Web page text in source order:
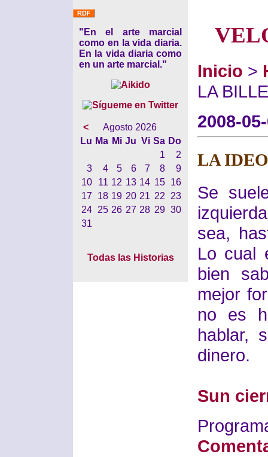
"En el arte marcial
como en la vida diaria.
En la vida diaria como
en un arte marcial."
<
Agosto 2026
Lu Ma Mi Ju Vi Sa Do
1
2
3
4 5 6 7 8
9
10
11 12 13 14 15
16
17
18 19 20 21 22
23
24
25 26 27 28 29 30
31
Todas las Historias
Inicio >
LA
2008-
LA
Se
sea,
Lo cual
bien
mejor
no es
hablar,
dinero.
Sun